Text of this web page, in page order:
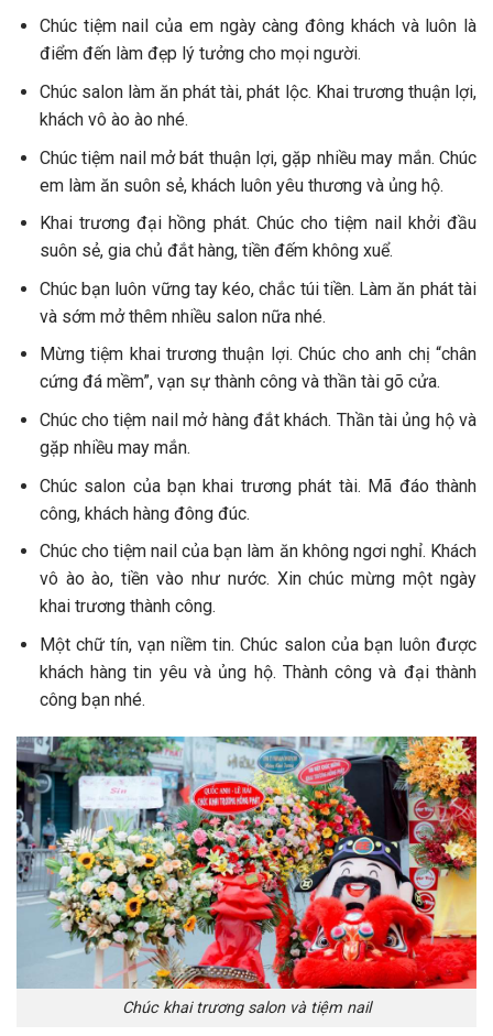
Chúc tiệm nail của em ngày càng đông khách và luôn là
điểm đến làm đẹp lý tưởng cho mọi người.
Chúc salon làm ăn phát tài, phát lộc. Khai trương thuận lợi,
khách vô ào ào nhé.
Chúc tiệm nail mở bát thuận lợi, gặp nhiều may mắn. Chúc
em làm ăn suôn sẻ, khách luôn yêu thương và ủng hộ.
Khai trương đại hồng phát. Chúc cho tiệm nail khởi đầu
suôn sẻ, gia chủ đắt hàng, tiền đếm không xuể.
Chúc bạn luôn vững tay kéo, chắc túi tiền. Làm ăn phát tài
và sớm mở thêm nhiều salon nữa nhé.
Mừng tiệm khai trương thuận lợi. Chúc cho anh chị “chân
cứng đá mềm”, vạn sự thành công và thần tài gõ cửa.
Chúc cho tiệm nail mở hàng đắt khách. Thần tài ủng hộ và
gặp nhiều may mắn.
Chúc salon của bạn khai trương phát tài. Mã đáo thành
công, khách hàng đông đúc.
Chúc cho tiệm nail của bạn làm ăn không ngơi nghỉ. Khách
vô ào ào, tiền vào như nước. Xin chúc mừng một ngày
khai trương thành công.
Một chữ tín, vạn niềm tin. Chúc salon của bạn luôn được
khách hàng tin yêu và ủng hộ. Thành công và đại thành
công bạn nhé.
Chúc khai trương salon và tiệm nail